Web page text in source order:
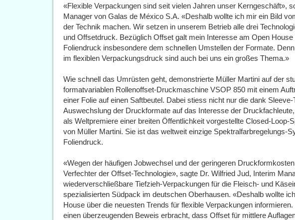
«Flexible Verpackungen sind seit vielen Jahren unser Kerngeschäft»,
Manager von Galas de México S.A. «Deshalb wollte ich mir ein Bild
der Technik machen. Wir setzen in unserem Betrieb alle drei
und Offsetdruck. Bezüglich Offset galt mein Interesse am Open House
Foliendruck insbesondere dem schnellen Umstellen der Formate.
im flexiblen Verpackungsdruck sind auch bei uns ein großes Thema.»
Wie schnell das Umrüsten geht, demonstrierte Müller Martini auf der
formatvariablen Rollenoffset-Druckmaschine VSOP 850 mit einem
einer Folie auf einen Saftbeutel. Dabei stiess nicht nur die dank
Auswechslung der Druckformate auf das Interesse der
als Weltpremiere einer breiten Öffentlichkeit vorgestellte Closed-Loop-
von Müller Martini. Sie ist das weltweit einzige Spektralfarbregelungs-
Foliendruck.
«Wegen der häufigen Jobwechsel und der geringeren
Verfechter der Offset-Technologie», sagte Dr. Wilfried Jud, Interim
wiederverschließbare Tiefzieh-Verpackungen für die Fleisch- und
spezialisierten Südpack im deutschen Oberhausen. «Deshalb wollte
House über die neuesten Trends für flexible Verpackungen
einen überzeugenden Beweis erbracht, dass Offset für mittlere